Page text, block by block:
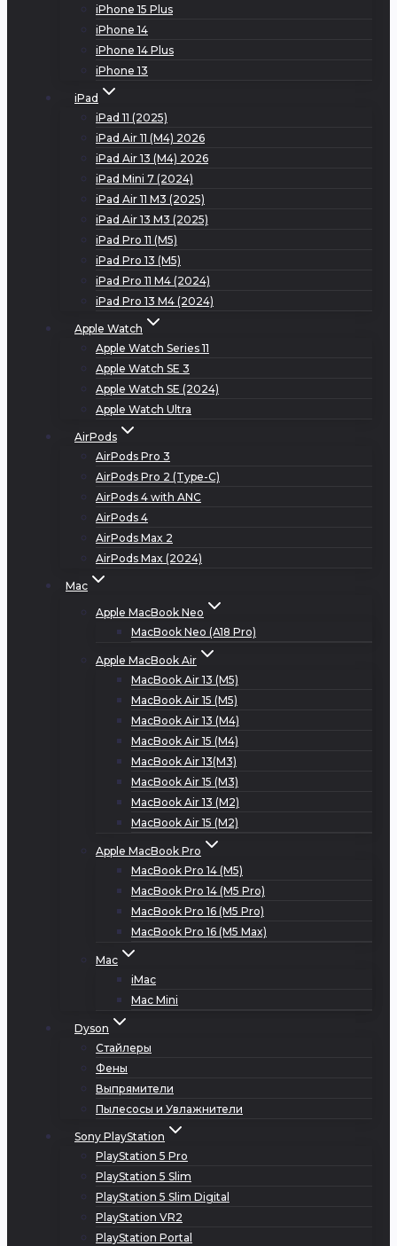
iPhone 15 Plus
iPhone 14
iPhone 14 Plus
iPhone 13
iPad
iPad 11 (2025)
iPad Air 11 (M4) 2026
iPad Air 13 (M4) 2026
iPad Mini 7 (2024)
iPad Air 11 M3 (2025)
iPad Air 13 M3 (2025)
iPad Pro 11 (M5)
iPad Pro 13 (M5)
iPad Pro 11 M4 (2024)
iPad Pro 13 M4 (2024)
Apple Watch
Apple Watch Series 11
Apple Watch SE 3
Apple Watch SE (2024)
Apple Watch Ultra
AirPods
AirPods Pro 3
AirPods Pro 2 (Type-C)
AirPods 4 with ANC
AirPods 4
AirPods Max 2
AirPods Max (2024)
Mac
Apple MacBook Neo
MacBook Neo (A18 Pro)
Apple MacBook Air
MacBook Air 13 (M5)
MacBook Air 15 (M5)
MacBook Air 13 (M4)
MacBook Air 15 (M4)
MacBook Air 13(M3)
MacBook Air 15 (M3)
MacBook Air 13 (M2)
MacBook Air 15 (M2)
Apple MacBook Pro
MacBook Pro 14 (M5)
MacBook Pro 14 (M5 Pro)
MacBook Pro 16 (M5 Pro)
MacBook Pro 16 (M5 Max)
Mac
iMac
Mac Mini
Dyson
Стайлеры
Фены
Выпрямители
Пылесосы и Увлажнители
Sony PlayStation
PlayStation 5 Pro
PlayStation 5 Slim
PlayStation 5 Slim Digital
PlayStation VR2
PlayStation Portal